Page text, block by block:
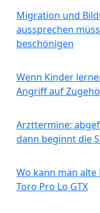
Migration und
aussprechen
beschönigen
Wenn Kinder
Angriff auf
Arzttermine:
dann beginnt die
Wo kann man alte
Toro Pro Lo GTX